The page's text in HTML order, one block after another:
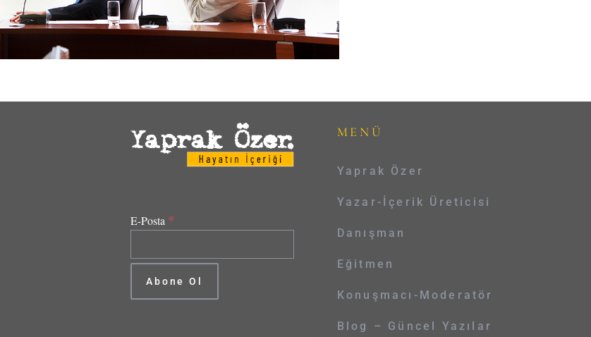
E-Posta *
MENÜ
Yaprak Özer
Yazar-İçerik Üreticisi
Danışman
Eğitmen
Konuşmacı-Moderatör
Blog – Güncel Yazılar